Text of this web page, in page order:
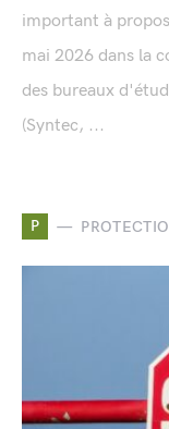
important à
mai 2026 dans la
des bureaux
(Syntec, ...
P